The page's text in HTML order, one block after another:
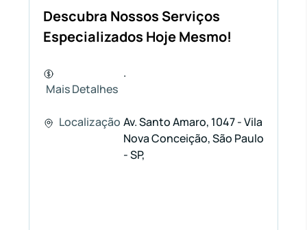
Descubra Nossos Serviços
Especializados Hoje Mesmo!
Mais Detalhes
.
Localização Av. Santo Amaro, 1047 - Vila
Nova Conceição, São Paulo
- SP,